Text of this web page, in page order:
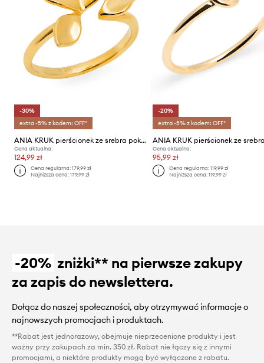
-30%
extra -5% z kodem: OFF*
ANIA KRUK pierścionek ze srebra pokrytego złotem HIPPIE
Cena aktualna:
124,99 zł
Cena regularna:179,99 zł
Najniższa cena:179,99 zł
-20%
extra -5% z kodem: OFF*
Cena aktualna:
95,99 zł
Cena regularna: 119,99 zł
Najniższa cena: 119,99 zł
-20% zniżki** na pierwsze zakupy
za zapis do newslettera.
Dołącz do naszej społeczności, aby otrzymywać informacje o
najnowszych promocjach i produktach.
**Rabat jest jednorazowy, obejmuje nieprzecenione produkty i jest
ważny przy zakupach za min. 350 zł. Rabat nie łączy się z innymi
promocjami, a niektóre produkty mogą być wyłączone z rabatu.